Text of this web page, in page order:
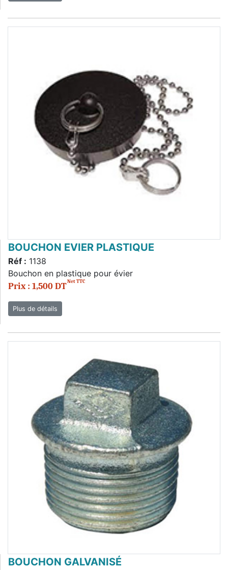
BOUCHON EVIER PLASTIQUE
Réf : 1138
Bouchon en plastique pour évier
Prix : 1,500 DTNet TTC
Plus de détails
BOUCHON GALVANISÉ